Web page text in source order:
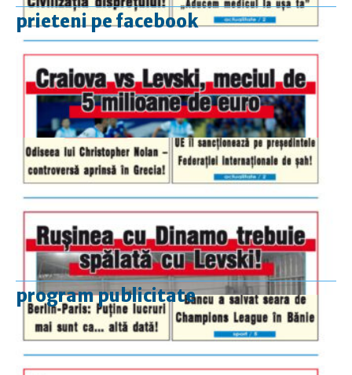
prieteni pe facebook
program publicitate
luni-vineri
9.00 - 17.00